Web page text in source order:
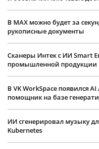
В MAX можно будет за
рукописные документы
Сканеры Интек с ИИ Smart
промышленной
В VK WorkSpace появился
помощник на базе
ИИ сгенерировал музыку
Kubernetes